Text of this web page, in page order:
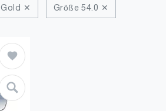
Gold ✕ Größe 54.0 ✕